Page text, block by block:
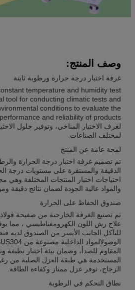
وصف المنتج:
غرفة اختبار درجة حرارة ورطوبة ثابتة
temperature and humidity test
tool for conducting climatic tests and
conditions to evaluate the
لغرف الاختبار المناخي، وتوفير حلول
لمختلف الصناعات.
لمحة عامة عن المنتج
تم تصميم غرفة اختبار درجة الحرارة
الدقيقة والمستقرة على مستويات درجة
احتياجات اختبار المنتجات المختلفة.وهي
والمواد عالية الجودة لضمان نتائج دقيقة
صندوق الحفاظ على الحرارة
تم تصنيع الغرفة الخارجية من صفيحة
علاج رش اللون الكهرومغناطيسي ، مما
المقاوم للصدأ، وضمان بيئة اختبار نظيفة
المستخدمة هي طبقة العزل الصلبة من
الزجاج، توفر عزل ممتاز وكفاءة الطاقة.
نطاق التحكم في الرطوبة